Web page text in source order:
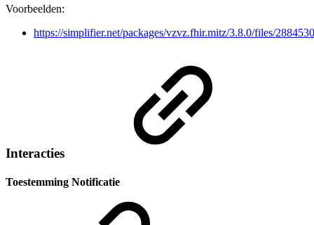
Voorbeelden:
https://simplifier.net/packages/vzvz.fhir.mitz/3.8.0/files/2884530
Interacties
Toestemming Notificatie